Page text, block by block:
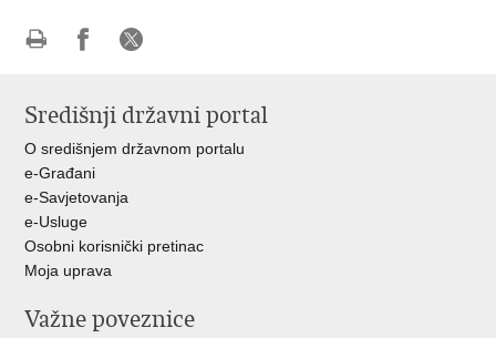
Facebooku
X-
Središnji državni portal
O središnjem državnom portalu
e-Građani
e-Savjetovanja
e-Usluge
Osobni korisnički pretinac
Moja uprava
Važne poveznice